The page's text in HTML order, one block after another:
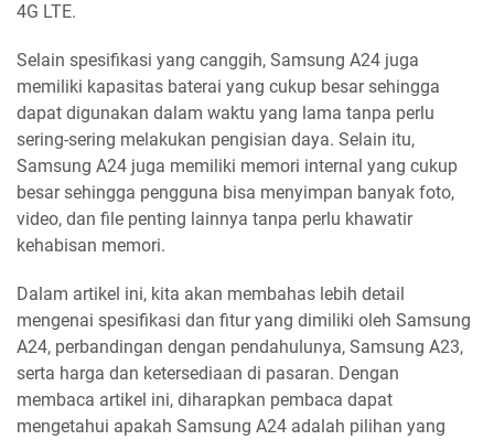
4G LTE.
Selain spesifikasi yang canggih, Samsung A24 juga
memiliki kapasitas baterai yang cukup besar sehingga
dapat digunakan dalam waktu yang lama tanpa perlu
sering-sering melakukan pengisian daya. Selain itu,
Samsung A24 juga memiliki memori internal yang cukup
besar sehingga pengguna bisa menyimpan banyak foto,
video, dan file penting lainnya tanpa perlu khawatir
kehabisan memori.
Dalam artikel ini, kita akan membahas lebih detail
mengenai spesifikasi dan fitur yang dimiliki oleh Samsung
A24, perbandingan dengan pendahulunya, Samsung A23,
serta harga dan ketersediaan di pasaran. Dengan
membaca artikel ini, diharapkan pembaca dapat
mengetahui apakah Samsung A24 adalah pilihan yang